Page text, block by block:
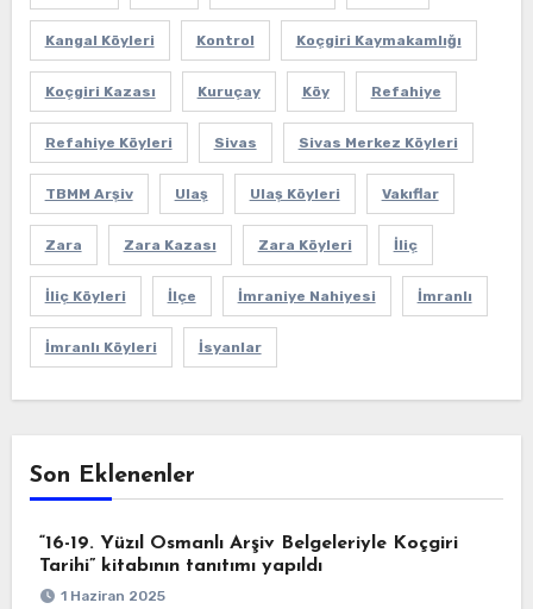
Kangal Köyleri Kontrol Koçgiri Kaymakamlığı
Koçgiri Kazası Kuruçay Köy Refahiye
Refahiye Köyleri Sivas Sivas Merkez Köyleri
TBMM Arşiv Ulaş Ulaş Köyleri Vakıflar
Zara Zara Kazası Zara Köyleri İliç
İliç Köyleri İlçe İmraniye Nahiyesi İmranlı
İmranlı Köyleri İsyanlar
Son Eklenenler
“16-19. Yüzıl Osmanlı Arşiv Belgeleriyle Koçgiri
Tarihi” kitabının tanıtımı yapıldı
1 Haziran 2025